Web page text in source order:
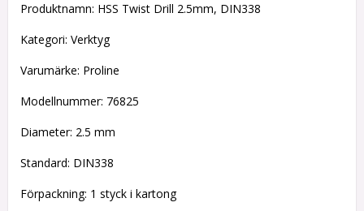
Produktnamn: HSS Twist Drill 2.5mm, DIN338
Kategori: Verktyg
Varumärke: Proline
Modellnummer: 76825
Diameter: 2.5 mm
Standard: DIN338
Förpackning: 1 styck i kartong